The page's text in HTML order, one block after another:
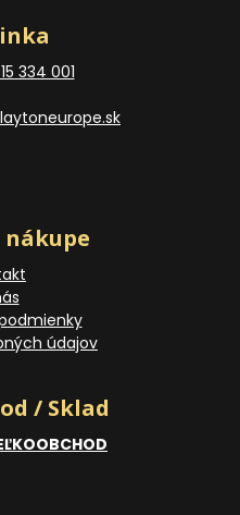
334 001
nákupe
údajov
/ Sklad